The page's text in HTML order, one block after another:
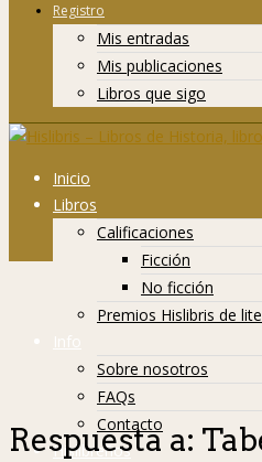
Registro
Mis entradas
Mis publicaciones
Libros que sigo
Inicio
Libros
Calificaciones
Ficción
No ficción
Premios Hislibris de
Info
Sobre nosotros
FAQs
Contacto
Hislibreños
Respuesta a: